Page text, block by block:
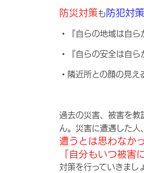
防災対策も防犯対策
・『自らの地域は自
・『自らの安全は自
・隣近所との顔の見え
過去の災害、被害を教
ん。災害に遭遇した
遭うとは思わなか
「自分もいつ被害
対策を行っていきまし